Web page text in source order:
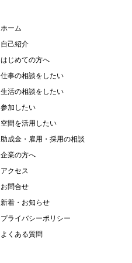
ホーム
自己紹介
はじめての方へ
仕事の相談をしたい
生活の相談をしたい
参加したい
空間を活用したい
助成金・雇用・採用の相談
企業の方へ
アクセス
お問合せ
新着・お知らせ
プライバシーポリシー
よくある質問